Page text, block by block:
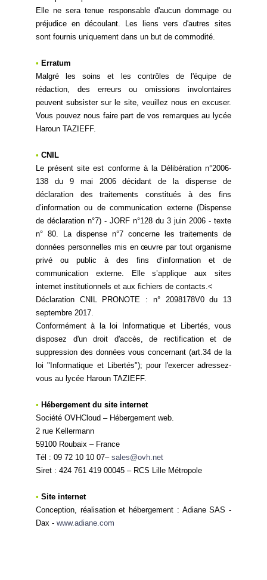
Elle ne sera tenue responsable d'aucun dommage ou
préjudice en découlant. Les liens vers d'autres sites
sont fournis uniquement dans un but de commodité.
• Erratum
Malgré les soins et les contrôles de l'équipe de
rédaction, des erreurs ou omissions involontaires
peuvent subsister sur le site, veuillez nous en excuser.
Vous pouvez nous faire part de vos remarques au lycée
Haroun TAZIEFF.
• CNIL
Le présent site est conforme à la Délibération n°2006-
138 du 9 mai 2006 décidant de la dispense de
déclaration des traitements constitués à des fins
d’information ou de communication externe (Dispense
de déclaration n°7) - JORF n°128 du 3 juin 2006 - texte
n° 80. La dispense n°7 concerne les traitements de
données personnelles mis en œuvre par tout organisme
privé ou public à des fins d’information et de
communication externe. Elle s’applique aux sites
internet institutionnels et aux fichiers de contacts.<
Déclaration CNIL PRONOTE : n° 2098178V0 du 13
septembre 2017.
Conformément à la loi Informatique et Libertés, vous
disposez d'un droit d'accès, de rectification et de
suppression des données vous concernant (art.34 de la
loi "Informatique et Libertés"); pour l'exercer adressez-
vous au lycée Haroun TAZIEFF.
• Hébergement du site internet
Société OVHCloud – Hébergement web.
2 rue Kellermann
59100 Roubaix – France
Tél : 09 72 10 10 07– sales@ovh.net
Siret : 424 761 419 00045 – RCS Lille Métropole
• Site internet
Conception, réalisation et hébergement : Adiane SAS -
Dax - www.adiane.com